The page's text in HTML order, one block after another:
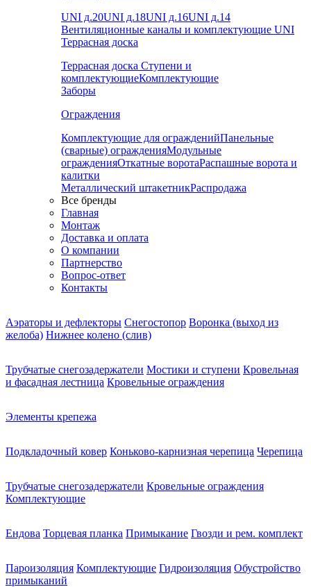
UNI д.20UNI д.18UNI д.16UNI д.14
Вентиляционные каналы и комплектующие UNI
Террасная доска
Террасная доска Ступени и
комплектующиеКомплектующие
Заборы
Ограждения
Комплектующие для огражденийПанельные
(сварные) огражденияМодульные
огражденияОткатные воротаРаспашные ворота и
калитки
Металлический штакетникРаспродажа
Все бренды
Главная
Монтаж
Доставка и оплата
О компании
Партнерство
Вопрос-ответ
Контакты
Аэраторы и дефлекторы Снегостопор Воронка (выход из
желоба) Нижнее колено (слив)
Трубчатые снегозадержатели Мостики и ступени Кровельная
и фасадная лестница Кровельные ограждения
Элементы крепежа
Подкладочный ковер Коньково-карнизная черепица Черепица
Трубчатые снегозадержатели Кровельные ограждения
Комплектующие
Ендова Торцевая планка Примыкание Гвозди и рем. комплект
Пароизоляция Комплектующие Гидроизоляция Обустройство
примыканий